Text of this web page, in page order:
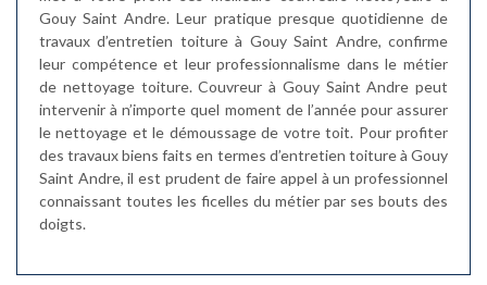
Gouy Saint Andre. Leur pratique presque quotidienne de
travaux d’entretien toiture à Gouy Saint Andre, confirme
leur compétence et leur professionnalisme dans le métier
de nettoyage toiture. Couvreur à Gouy Saint Andre peut
intervenir à n’importe quel moment de l’année pour assurer
le nettoyage et le démoussage de votre toit. Pour profiter
des travaux biens faits en termes d’entretien toiture à Gouy
Saint Andre, il est prudent de faire appel à un professionnel
connaissant toutes les ficelles du métier par ses bouts des
doigts.